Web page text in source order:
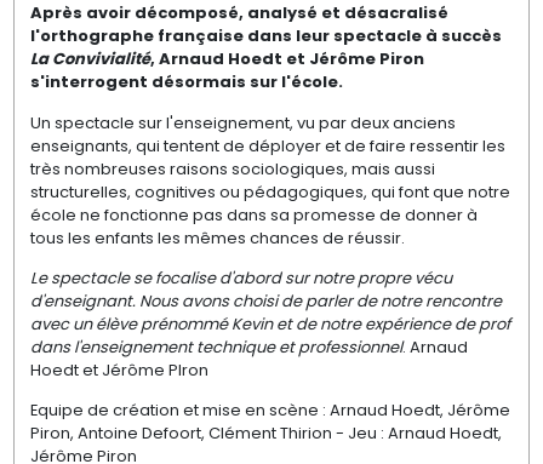
Après avoir décomposé, analysé et désacralisé
l'orthographe française dans leur spectacle à succès
La Convivialité, Arnaud Hoedt et Jérôme Piron
s'interrogent désormais sur l'école.
Un spectacle sur l'enseignement, vu par deux anciens
enseignants, qui tentent de déployer et de faire ressentir les
très nombreuses raisons sociologiques, mais aussi
structurelles, cognitives ou pédagogiques, qui font que notre
école ne fonctionne pas dans sa promesse de donner à
tous les enfants les mêmes chances de réussir.
Le spectacle se focalise d'abord sur notre propre vécu
d'enseignant. Nous avons choisi de parler de notre rencontre
avec un élève prénommé Kevin et de notre expérience de prof
dans l'enseignement technique et professionnel. Arnaud
Hoedt et Jérôme PIron
Equipe de création et mise en scène : Arnaud Hoedt, Jérôme
Piron, Antoine Defoort, Clément Thirion - Jeu : Arnaud Hoedt,
Jérôme Piron